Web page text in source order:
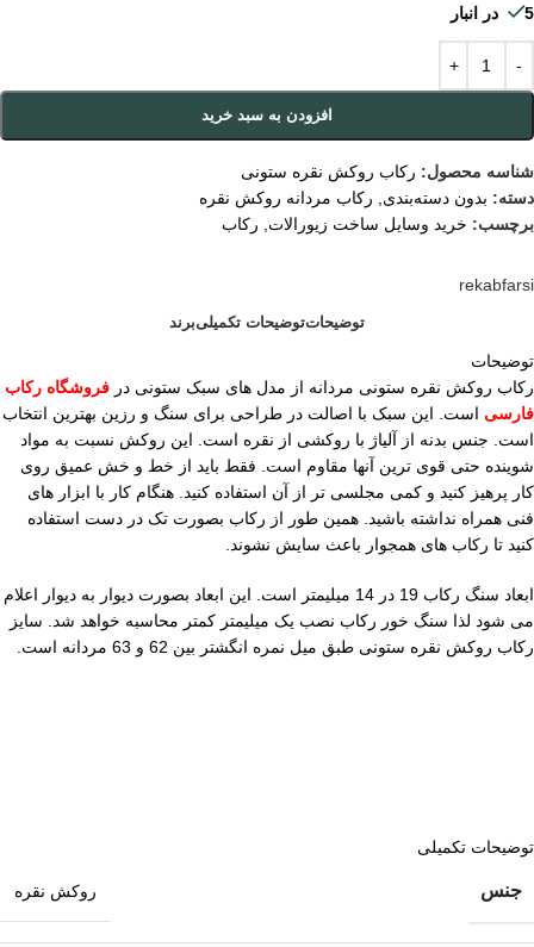
5 در انبار
افزودن به سبد خرید
شناسه محصول: رکاب روکش نقره ستونی
دسته: بدون دسته‌بندی
رکاب مردانه روکش نقره
برچسب: خرید وسایل ساخت زیورالات رکاب
rekabfarsi
توضیحاتتوضیحات تکمیلیبرند
توضیحات
رکاب روکش نقره ستونی مردانه از مدل های سبک ستونی در فروشگاه رکاب
فارسی است. این سبک با اصالت در طراحی برای سنگ و رزین بهترین انتخاب
است. جنس بدنه از آلیاژ با روکشی از نقره است. این روکش نسبت به مواد
شوینده حتی قوی ترین آنها مقاوم است. فقط باید از خط و خش عمیق روی
کار پرهیز کنید و کمی مجلسی تر از آن استفاده کنید. هنگام کار با ابزار های
فنی همراه نداشته باشید. همین طور از رکاب بصورت تک در دست استفاده
کنید تا رکاب های همجوار باعث سایش نشوند.
ابعاد سنگ رکاب 19 در 14 میلیمتر است. این ابعاد بصورت دیوار به دیوار اعلام
می شود لذا سنگ خور رکاب نصب یک میلیمتر کمتر محاسبه خواهد شد. سایز
رکاب روکش نقره ستونی طبق میل نمره انگشتر بین 62 و 63 مردانه است.
توضیحات تکمیلی
جنس روکش نقره